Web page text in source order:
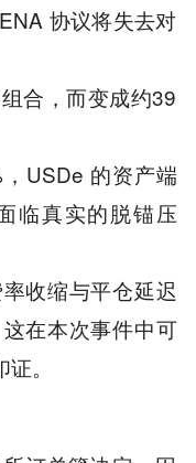
协议将失去对
合，而变成约39
USDe 的资产端
临真实的脱锚压
收缩与平仓延迟
在本次事件中可
。